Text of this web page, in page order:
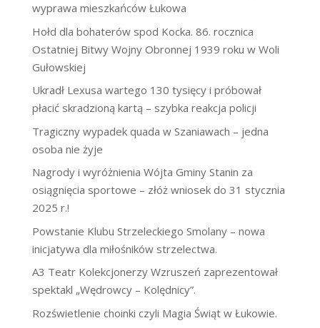
wyprawa mieszkańców Łukowa
Hołd dla bohaterów spod Kocka. 86. rocznica
Ostatniej Bitwy Wojny Obronnej 1939 roku w Woli
Gułowskiej
Ukradł Lexusa wartego 130 tysięcy i próbował
płacić skradzioną kartą – szybka reakcja policji
Tragiczny wypadek quada w Szaniawach – jedna
osoba nie żyje
Nagrody i wyróżnienia Wójta Gminy Stanin za
osiągnięcia sportowe – złóż wniosek do 31 stycznia
2025 r.!
Powstanie Klubu Strzeleckiego Smolany – nowa
inicjatywa dla miłośników strzelectwa.
A3 Teatr Kolekcjonerzy Wzruszeń zaprezentował
spektakl „Wędrowcy – Kolędnicy”.
Rozświetlenie choinki czyli Magia Świąt w Łukowie.